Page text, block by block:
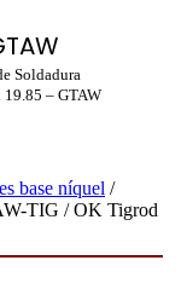
Soldadura
– GTAW
base níquel /
TIG / OK Tigrod